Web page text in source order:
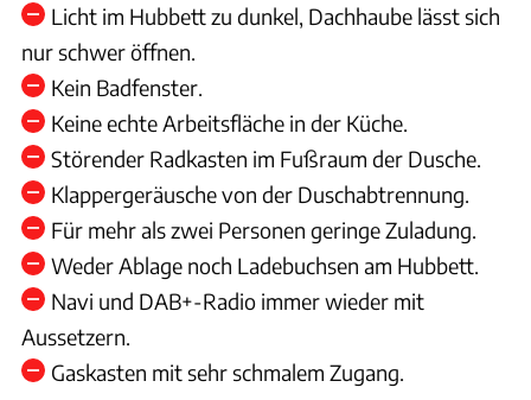
Licht im Hubbett zu dunkel, Dachhaube lässt sich
nur schwer öffnen.
Kein Badfenster.
Keine echte Arbeitsfläche in der Küche.
Störender Radkasten im Fußraum der Dusche.
Klappergeräusche von der Duschabtrennung.
Für mehr als zwei Personen geringe Zuladung.
Weder Ablage noch Ladebuchsen am Hubbett.
Navi und DAB+-Radio immer wieder mit
Aussetzern.
Gaskasten mit sehr schmalem Zugang.